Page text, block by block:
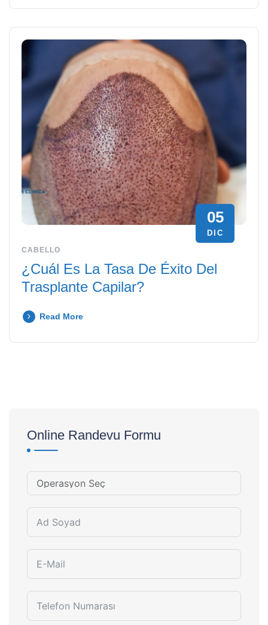
05
DIC
CABELLO
¿Cuál Es La Tasa De Éxito Del
Trasplante Capilar?
Read More
Online Randevu Formu